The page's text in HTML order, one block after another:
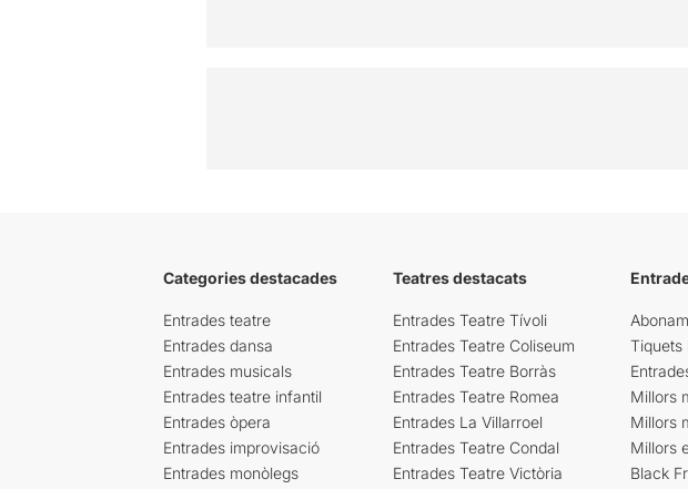
Categories destacades
Entrades teatre
Entrades dansa
Entrades musicals
Entrades teatre infantil
Entrades òpera
Entrades improvisació
Entrades monòlegs
Teatres destacats
Entrades Teatre Tívoli
Entrades Teatre Coliseum
Entrades Teatre Borràs
Entrades Teatre Romea
Entrades La Villarroel
Entrades Teatre Condal
Entrades Teatre Victòria
Tiquets
Millors
Millors
Millors
Black